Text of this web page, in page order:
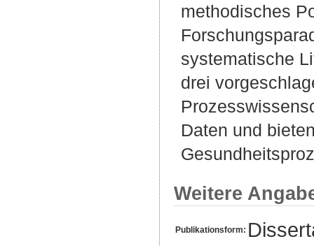
methodisches
systematische
drei
Daten und
Weitere
Publikationsform: